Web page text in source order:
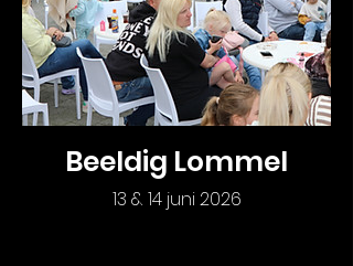
Beeldig Lommel
13 & 14 juni 2026